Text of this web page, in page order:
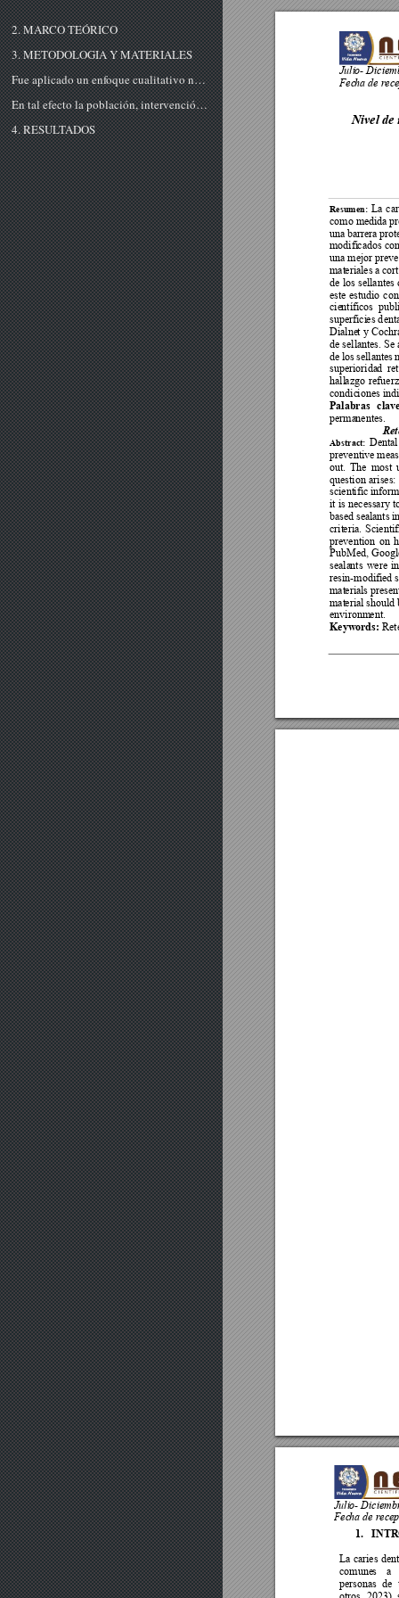
2. MARCO TEÓRICO
3. METODOLOGIA Y MATERIALES
Fue aplicado un enfoque cualitativo no experimental, fundamentado en la búsqueda sistemática de fuentes primarias, centrada en distintas bases de datos y buscadores electrónicos entre los que destacan, PubMed, Google Académico, Dialnet y Cochrane. La...
En tal efecto la población, intervención, comparación y resultados según los criterios (PICO) se desarrollaron de la forma siguiente: molares permanentes erupcionados independientemente del tipo de riesgo de caries en niños y adolescentes de diferente...
4. RESULTADOS
Julio-
Fecha de
Nivel de
Resumen: La ca
como medida
una barrera
modificados
una mejor
materiales a c
de los sellantes
este estudio
científicos
superficies d
Dialnet y
de sellantes. Se
de los sellantes
superioridad
hallazgo refu
condiciones
Palabras clave
permanentes.
Abstract: Denta
preventive
out. The most
question arises:
scientific
it is necessary
based sealants
criteria.
prevention on
PubMed, Googl
sealants were
resin-modified
materials
material should
environment.
Keywords:
Julio-
Fecha de
1.
La caries
comunes
a
personas de